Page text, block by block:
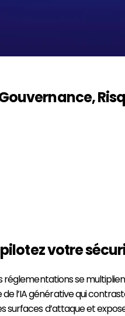
votre
réglementations se
l’IA générative qui
surfaces d’attaque et